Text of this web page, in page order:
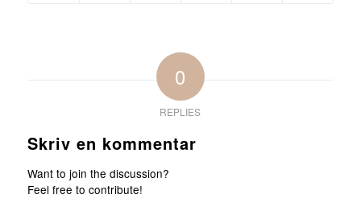
0
REPLIES
Skriv en kommentar
Want to join the discussion?
Feel free to contribute!